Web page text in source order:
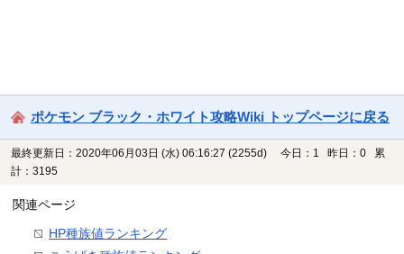
ポケモン ブラック・ホワイト攻略Wiki トップページに戻る
最終更新日：2020年06月03日 (水) 06:16:27 (2255d)
今日：1 昨日：0 累
計：3195
関連ページ
HP種族値ランキング